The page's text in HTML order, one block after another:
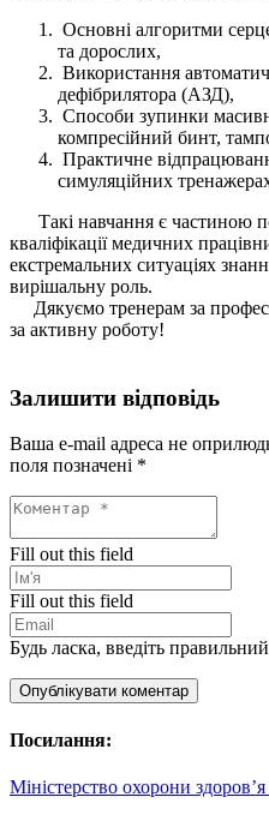
Основні алгоритми
та дорослих,
Використання
дефібрилятора (АЗД),
Способи зупинки
компресійний бинт,
Практичне
симуляційних
Такі навчання є частиною
кваліфікації медичних
екстремальних ситуаціях
вирішальну роль.
Дякуємо тренерам за
за активну роботу!
Залишити відповідь
Ваша e-mail адреса не
поля позначені *
Fill out this field
Fill out this field
Будь ласка, введіть
Опублікувати коментар
Посилання:
Міністерство охорони